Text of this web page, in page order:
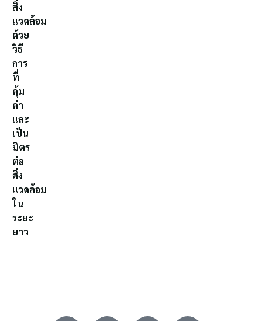
สิ่ง
แวดล้อม
ด้วย
วิธี
การ
ที่
คุ้ม
ค่า
และ
เป็น
มิตร
ต่อ
สิ่ง
แวดล้อม
ใน
ระยะ
ยาว